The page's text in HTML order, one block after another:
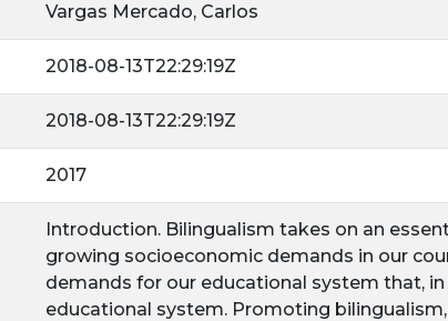
Vargas Mercado, Carlos
2018-08-13T22:29:19Z
2018-08-13T22:29:19Z
2017
Introduction. Bilingualism takes on an
growing socioeconomic demands in our
demands for our educational system that,
educational system. Promoting